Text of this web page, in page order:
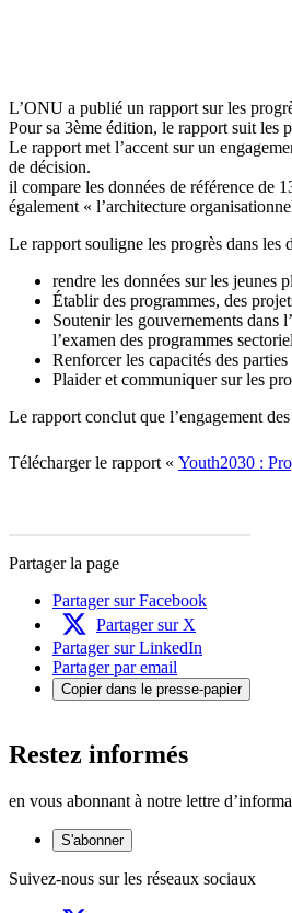
L’ONU a publié un rapport sur les
Pour sa 3ème édition, le rapport suit les
Le rapport met l’accent sur un
de décision.
il compare les données de référence de
également « l’architecture
Le rapport souligne les progrès dans les
rendre les données sur les jeunes
Établir des programmes, des
Soutenir les gouvernements dans
l’examen des programmes
Renforcer les capacités des
Plaider et communiquer sur les
Le rapport conclut que l’engagement
Télécharger le rapport « Youth2030 :
Partager la page
Partager sur Facebook
Partager sur X
Partager sur LinkedIn
Partager par email
Copier dans le presse-papier
Restez informés
en vous abonnant à notre lettre
S'abonner
Suivez-nous sur les réseaux sociaux